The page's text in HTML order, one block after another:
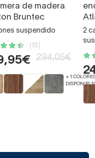
de madera
Bruntec
suspendido
(18)
294,05€
+ 1
2